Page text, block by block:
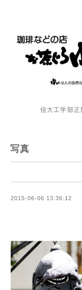
信大工学部正
写真
2015-06-06 13:36:12